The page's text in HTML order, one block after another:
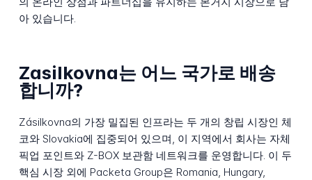
아 있습니다.
Zasilkovna는 어느 국가로 배송
합니까?
Zásilkovna의 가장 밀집된 인프라는 두 개의 창립 시장인 체
코와 Slovakia에 집중되어 있으며, 이 지역에서 회사는 자체
픽업 포인트와 Z-BOX 보관함 네트워크를 운영합니다. 이 두
핵심 시장 외에 Packeta Group은 Romania, Hungary,